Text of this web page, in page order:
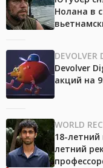
Нолана в
DEVOLVER
Devolver
акций на
WORLD
18-
летний